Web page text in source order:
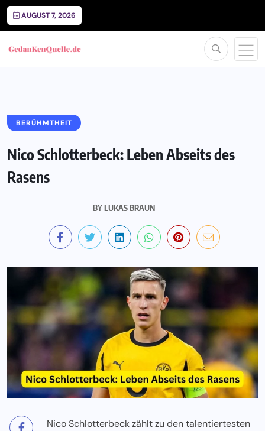
AUGUST 7, 2026
BERÜHMTHEIT
Nico Schlotterbeck: Leben Abseits des
Rasens
BYLUKAS BRAUN
Nico Schlotterbeck zählt zu den talentiertesten